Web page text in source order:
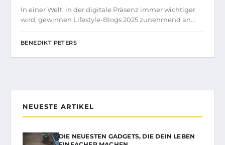
In einer Welt, in der digitale Präsenz immer wichtiger
wird, gewinnen Lifestyle-Blogs 2025 zunehmend an…
BENEDIKT PETERS
NEUESTE ARTIKEL
DIE NEUESTEN GADGETS, DIE DEIN LEBEN